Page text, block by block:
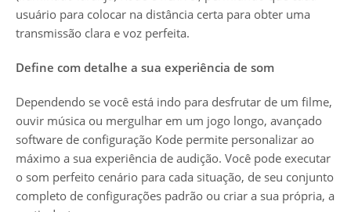
usuário para colocar na distância certa para obter uma
transmissão clara e voz perfeita.
Define com detalhe a sua experiência de som
Dependendo se você está indo para desfrutar de um filme,
ouvir música ou mergulhar em um jogo longo, avançado
software de configuração Kode permite personalizar ao
máximo a sua experiência de audição. Você pode executar
o som perfeito cenário para cada situação, de seu conjunto
completo de configurações padrão ou criar a sua própria, a